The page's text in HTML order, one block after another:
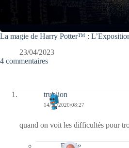
La magie de Harry Potter™ :
23/04/2023
4 commentaires
trublion
14/10/2020/08:27
quand on voit les difficultés pour
Bernie